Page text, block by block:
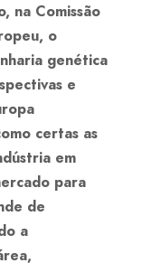
na Comissão
o
genética
e
certas as
em
para
de
a